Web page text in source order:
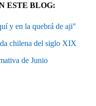
ESTE BLOG:
y en la quebrá de aji"
chilena del siglo XIX
de Junio